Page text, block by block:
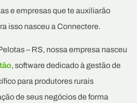
e empresas que te auxiliarão
isso nasceu a Connectere.
– RS, nossa empresa nasceu
, software dedicado à gestão de
para produtores rurais
de seus negócios de forma